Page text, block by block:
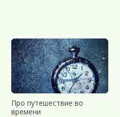
Про путешествие во
времени